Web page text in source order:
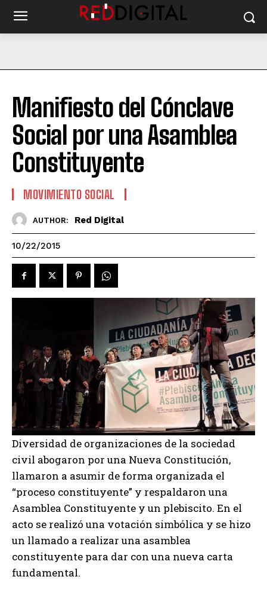
Manifiesto del Cónclave
Social por una Asamblea
Constituyente
MOVIMIENTO SOCIAL
AUTHOR: Red Digital
10/22/2015
Diversidad de organizaciones de la sociedad
civil abogaron por una Nueva Constitución,
llamaron a asumir de forma organizada el
“proceso constituyente” y respaldaron una
Asamblea Constituyente y un plebiscito. En el
acto se realizó una votación simbólica y se hizo
un llamado a realizar una asamblea
constituyente para dar con una nueva carta
fundamental.